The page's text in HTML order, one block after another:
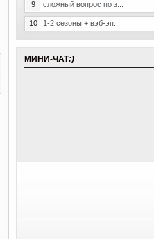
9 сложный вопрос по з...
10 1-2 сезоны + вэб-эп...
МИНИ-ЧАТ:)